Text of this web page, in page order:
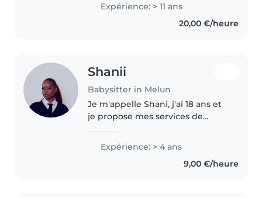
plus, me voilà ! Diplômée
paramédicale, ayant une longue
Expérience: > 11 ans
20,00 €/heure
Shanii
Babysitter in Melun
Je m'appelle Shani, j'ai 18 ans et
je propose mes services de
enfants depuis mes 15 ans, avec
plusieurs familles, ce qui m'a
permis d'acquérir une solide..
Expérience: > 4 ans
9,00 €/heure